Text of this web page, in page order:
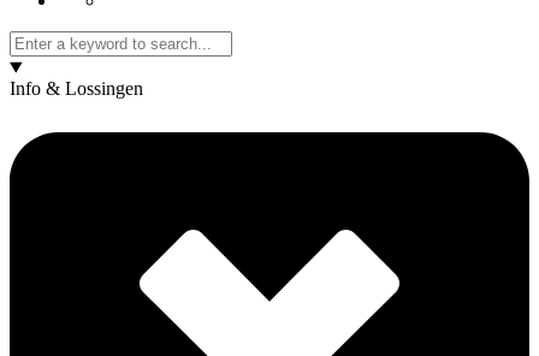
Info & Lossingen